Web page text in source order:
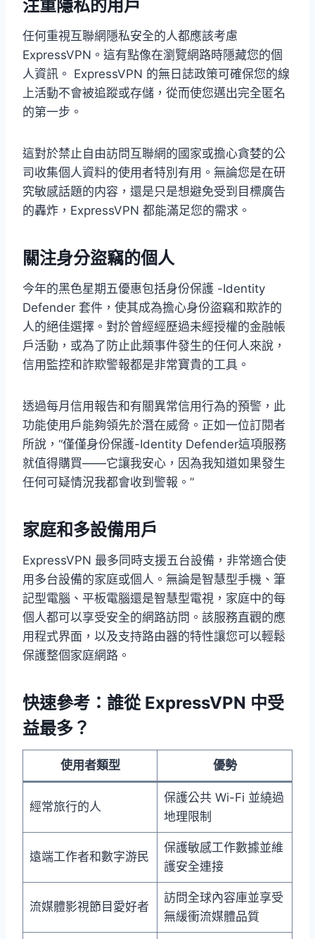
注重隱私的用戶
任何重視互聯網隱私安全的人都應該考慮
ExpressVPN。這有點像在瀏覽網路時隱藏您的個
人資訊。 ExpressVPN 的無日誌政策可確保您的線
上活動不會被追蹤或存儲，從而使您邁出完全匿名
的第一步。
這對於禁止自由訪問互聯網的國家或擔心貪婪的公
司收集個人資料的使用者特別有用。無論您是在研
究敏感話題的内容，還是只是想避免受到目標廣告
的轟炸，ExpressVPN 都能滿足您的需求。
關注身分盜竊的個人
今年的黑色星期五優惠包括身份保護 -Identity
Defender 套件，使其成為擔心身份盜竊和欺詐的
人的絕佳選擇。對於曾經經歷過未經授權的金融帳
戶活動，或為了防止此類事件發生的任何人來說，
信用監控和詐欺警報都是非常寶貴的工具。
透過每月信用報告和有關異常信用行為的預警，此
功能使用戶能夠領先於潛在威脅。正如一位訂閱者
所說，“僅僅身份保護-Identity Defender這項服務
就值得購買——它讓我安心，因為我知道如果發生
任何可疑情況我都會收到警報。”
家庭和多設備用戶
ExpressVPN 最多同時支援五台設備，非常適合使
用多台設備的家庭或個人。無論是智慧型手機、筆
記型電腦、平板電腦還是智慧型電視，家庭中的每
個人都可以享受安全的網路訪問。該服務直觀的應
用程式界面，以及支持路由器的特性讓您可以輕鬆
保護整個家庭網路。
快速參考：誰從 ExpressVPN 中受
益最多？
使用者類型 優勢
經常旅行的人
保護公共 Wi-Fi 並繞過
地理限制
遠端工作者和數字游民
保護敏感工作數據並維
護安全連接
流媒體影視節目愛好者
訪問全球內容庫並享受
無緩衝流媒體品質